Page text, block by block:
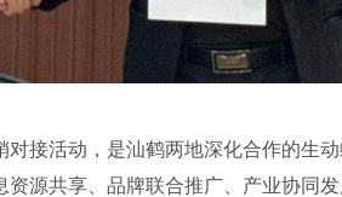
活动，是汕鹤两地深化合作的生
源共享、品牌联合推广、产业协同发